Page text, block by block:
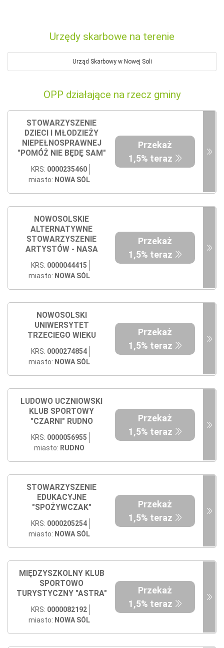
Urzędy skarbowe na terenie
Urząd Skarbowy w Nowej Soli
OPP działające na rzecz gminy
STOWARZYSZENIE
DZIECI I MŁODZIEŻY
NIEPEŁNOSPRAWNEJ
"POMÓŻ NIE BĘDĘ SAM"
KRS: 0000235460
miasto: NOWA SÓL
Przekaż
1,5% teraz
NOWOSOLSKIE
ALTERNATYWNE
STOWARZYSZENIE
ARTYSTÓW - NASA
KRS: 0000044415
miasto: NOWA SÓL
Przekaż
1,5% teraz
NOWOSOLSKI
UNIWERSYTET
TRZECIEGO WIEKU
KRS: 0000274854
miasto: NOWA SÓL
Przekaż
1,5% teraz
LUDOWO UCZNIOWSKI
KLUB SPORTOWY
"CZARNI" RUDNO
KRS: 0000056955
miasto: RUDNO
Przekaż
1,5% teraz
STOWARZYSZENIE
EDUKACYJNE
"SPOŻYWCZAK"
KRS: 0000205254
miasto: NOWA SÓL
Przekaż
1,5% teraz
MIĘDZYSZKOLNY KLUB
SPORTOWO
TURYSTYCZNY "ASTRA"
KRS: 0000082192
miasto: NOWA SÓL
Przekaż
1,5% teraz